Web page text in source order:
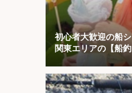
初心者大歓迎の船
関東エリアの【船